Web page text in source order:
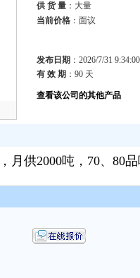
供 货 量：大量
当前价格：面议
发布日期 ：2026/7/31 9:34:00
有 效 期 ：90 天
查看该公司的其他产品
供2000吨，70、80